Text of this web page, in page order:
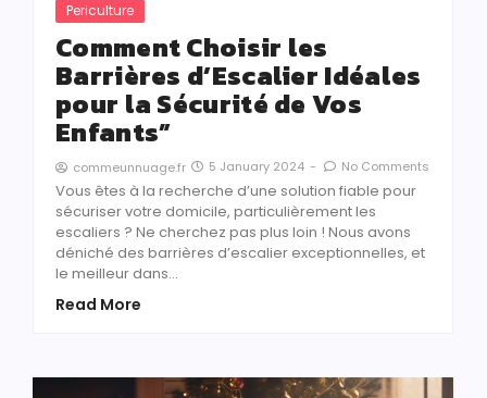
Periculture
Comment Choisir les
Barrières d’Escalier Idéales
pour la Sécurité de Vos
Enfants”
commeunnuage.fr 5 January 2024 - No Comments
Vous êtes à la recherche d’une solution fiable pour
sécuriser votre domicile, particulièrement les
escaliers ? Ne cherchez pas plus loin ! Nous avons
déniché des barrières d’escalier exceptionnelles, et
le meilleur dans…
Read More